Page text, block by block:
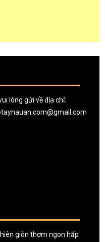
lòng gửi về địa chỉ:
giòn thơm ngon hấp